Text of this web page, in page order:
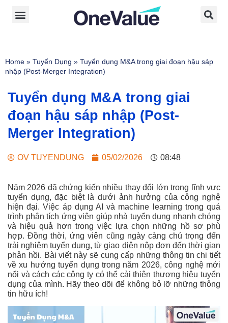
Home » Tuyển Dụng » Tuyển dụng M&A trong giai đoạn hậu sáp
nhập (Post-Merger Integration)
Tuyển dụng M&A trong giai
đoạn hậu sáp nhập (Post-
Merger Integration)
OV TUYENDUNG 05/02/2026 08:48
Năm 2026 đã chứng kiến nhiều thay đổi lớn trong lĩnh vực
tuyển dụng, đặc biệt là dưới ảnh hưởng của công nghệ
hiện đại. Việc áp dụng AI và machine learning trong quá
trình phân tích ứng viên giúp nhà tuyển dụng nhanh chóng
và hiệu quả hơn trong việc lựa chọn những hồ sơ phù
hợp. Đồng thời, ứng viên cũng ngày càng chú trọng đến
trải nghiệm tuyển dụng, từ giao diện nộp đơn đến thời gian
phản hồi. Bài viết này sẽ cung cấp những thông tin chi tiết
về xu hướng tuyển dụng trong năm 2026, công nghệ mới
nổi và cách các công ty có thể cải thiện thương hiệu tuyển
dụng của mình. Hãy theo dõi để không bỏ lỡ những thông
tin hữu ích!